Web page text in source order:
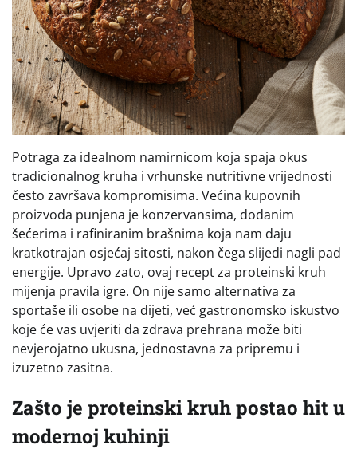
Potraga za idealnom namirnicom koja spaja okus
tradicionalnog kruha i vrhunske nutritivne vrijednosti
često završava kompromisima. Većina kupovnih
proizvoda punjena je konzervansima, dodanim
šećerima i rafiniranim brašnima koja nam daju
kratkotrajan osjećaj sitosti, nakon čega slijedi nagli pad
energije. Upravo zato, ovaj recept za proteinski kruh
mijenja pravila igre. On nije samo alternativa za
sportaše ili osobe na dijeti, već gastronomsko iskustvo
koje će vas uvjeriti da zdrava prehrana može biti
nevjerojatno ukusna, jednostavna za pripremu i
izuzetno zasitna.
Zašto je proteinski kruh postao hit u
modernoj kuhinji